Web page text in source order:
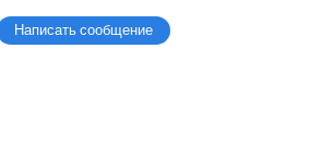
Написать сообщение